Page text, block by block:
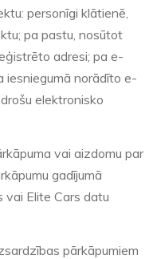
personīgi klātienē,
pa pastu, nosūtot
adresi; pa e-
iesniegumā norādīto e-
elektronisko
vai aizdomu par
gadījumā
vai Elite Cars datu
pārkāpumiem